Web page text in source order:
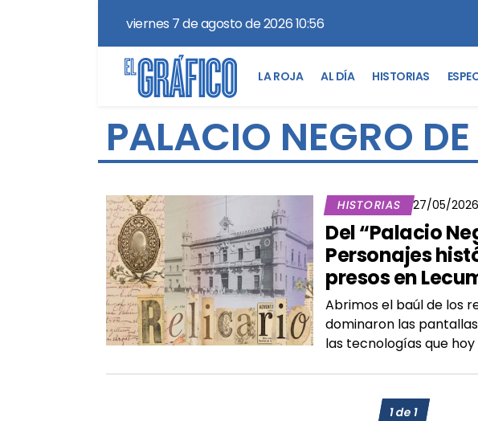
viernes 7 de agosto de 2026 10:56
LA ROJA AL DÍA HISTORIAS
PALACIO NEGRO
HISTORIAS 27/05/2026
Del “Palacio
Personajes
presos en
Abrimos el baúl de los
dominaron las
las tecnologías que
1de1